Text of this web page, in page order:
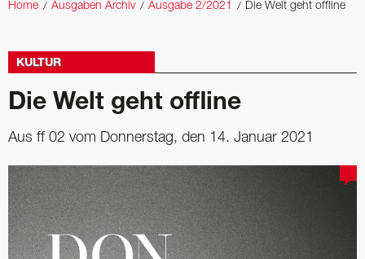
Home Ausgaben Archiv Ausgabe 2/2021 Die Welt geht offline
KULTUR
Die Welt geht offline
Aus ff 02 vom Donnerstag, den 14. Januar 2021